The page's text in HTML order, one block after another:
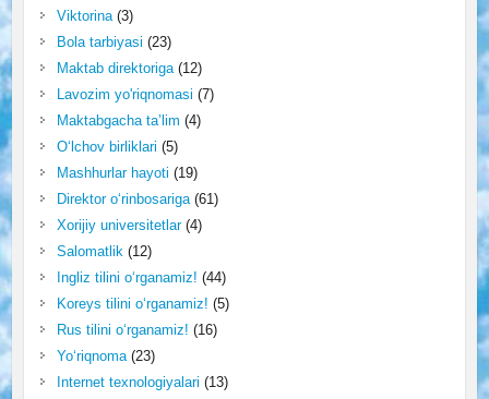
Viktorina(3)
Bola tarbiyasi (23)
Maktab direktoriga(12)
Lavozim yo'riqnomasi (7)
Maktabgacha ta’lim (4)
O‘lchov birliklari (5)
Mashhurlar hayoti (19)
Direktor o‘rinbosariga(61)
Xorijiy universitetlar(4)
Salomatlik(12)
Ingliz tilini o‘rganamiz! (44)
Koreys tilini o‘rganamiz! (5)
Rus tilini o‘rganamiz! (16)
Yo‘riqnoma(23)
Internet texnologiyalari (13)